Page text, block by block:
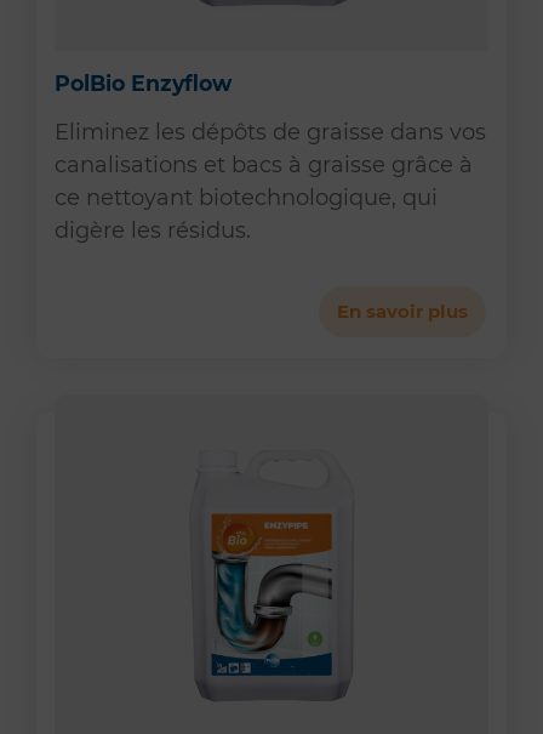
PolBio Enzyflow
Eliminez les dépôts de graisse dans vos
canalisations et bacs à graisse grâce à
ce nettoyant biotechnologique, qui
digère les résidus.
En savoir plus